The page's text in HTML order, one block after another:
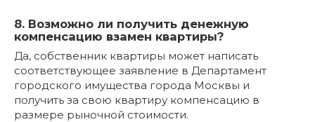
8. Возможно ли получить денежную
компенсацию взамен квартиры?
Да, собственник квартиры может написать
соответствующее заявление в Департамент
городского имущества города Москвы и
получить за свою квартиру компенсацию в
размере рыночной стоимости.